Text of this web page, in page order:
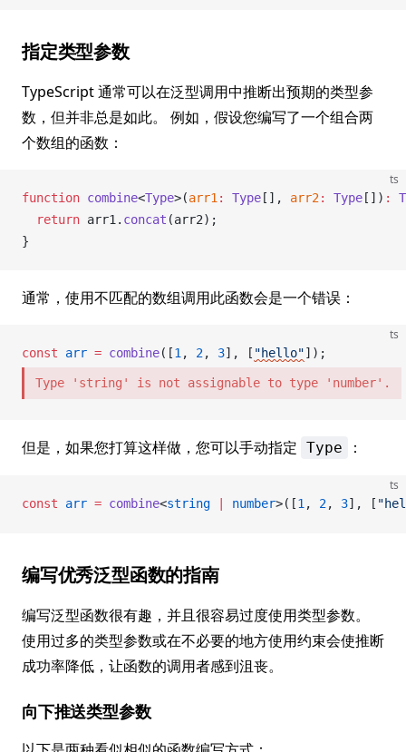
指定类型参数
TypeScript 通常可以在泛型调用中推断出预期的类型参
数，但并非总是如此。 例如，假设您编写了一个组合两
个数组的函数：
ts
function combine<Type>(arr1 : Type [], arr2: Type []) :
  return
arr1 . concat (arr2);
}
通常，使用不匹配的数组调用此函数会是一个错误：
ts
const arr = combine([1 , 2, 3], [ "hello"]);
Type 'string' is not assignable to type 'number'.
但是，如果您打算这样做，您可以手动指定 Type ：
ts
const arr = combine<string number>([1 , 2, 3], [
编写优秀泛型函数的指南
编写泛型函数很有趣，并且很容易过度使用类型参数。
使用过多的类型参数或在不必要的地方使用约束会使推断
成功率降低，让函数的调用者感到沮丧。
向下推送类型参数